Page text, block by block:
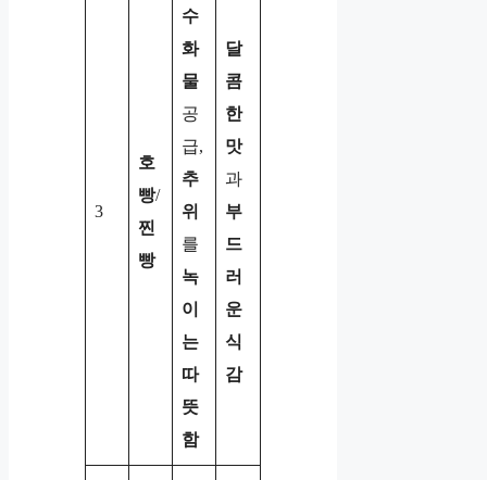
3
호
빵/
찐
빵
수
화
물
공
급,
추
위
를
녹
이
는
따
뜻
함
달
콤
한
맛
과
부
드
러
운
식
감